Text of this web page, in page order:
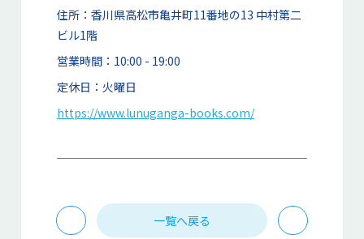
住所： 香川県高松市亀井町11番地の13 中村第二
ビル1階​
営業時間： 10:00 - 19:00
定休日： 火曜日
https://www.lunuganga-books.com/
PREV 一覧へ戻る